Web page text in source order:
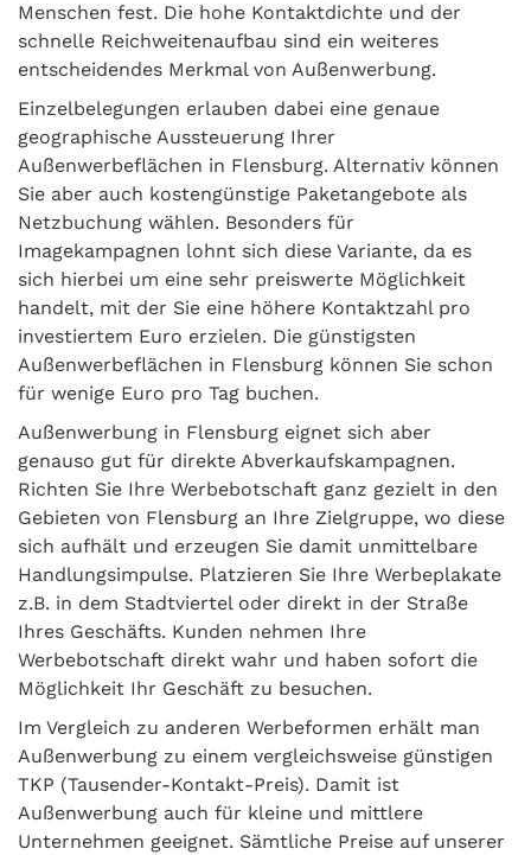
Menschen fest. Die hohe Kontaktdichte und der
schnelle Reichweitenaufbau sind ein weiteres
entscheidendes Merkmal von Außenwerbung.
Einzelbelegungen erlauben dabei eine genaue
geographische Aussteuerung Ihrer
Außenwerbeflächen in Flensburg. Alternativ können
Sie aber auch kostengünstige Paketangebote als
Netzbuchung wählen. Besonders für
Imagekampagnen lohnt sich diese Variante, da es
sich hierbei um eine sehr preiswerte Möglichkeit
handelt, mit der Sie eine höhere Kontaktzahl pro
investiertem Euro erzielen. Die günstigsten
Außenwerbeflächen in Flensburg können Sie schon
für wenige Euro pro Tag buchen.
Außenwerbung in Flensburg eignet sich aber
genauso gut für direkte Abverkaufskampagnen.
Richten Sie Ihre Werbebotschaft ganz gezielt in den
Gebieten von Flensburg an Ihre Zielgruppe, wo diese
sich aufhält und erzeugen Sie damit unmittelbare
Handlungsimpulse. Platzieren Sie Ihre Werbeplakate
z.B. in dem Stadtviertel oder direkt in der Straße
Ihres Geschäfts. Kunden nehmen Ihre
Werbebotschaft direkt wahr und haben sofort die
Möglichkeit Ihr Geschäft zu besuchen.
Im Vergleich zu anderen Werbeformen erhält man
Außenwerbung zu einem vergleichsweise günstigen
TKP (Tausender-Kontakt-Preis). Damit ist
Außenwerbung auch für kleine und mittlere
Unternehmen geeignet. Sämtliche Preise auf unserer